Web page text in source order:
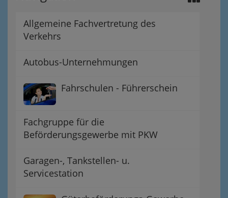
Allgemeine Fachvertretung des
Verkehrs
Autobus-Unternehmungen
Fahrschulen - Führerschein
Fachgruppe für die
Beförderungsgewerbe mit PKW
Garagen-, Tankstellen- u.
Servicestation